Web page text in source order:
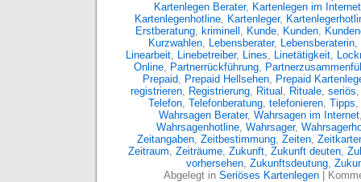
Kartenlegen Berater, Kartenlegen im Internet
Kartenlegenhotline, Kartenleger,
Erstberatung, kriminell , Kunde, Kunden,
Kurzwahlen, Lebensberater, Lebensberaterin,
Linearbeit, Linebetreiber, Lines, Linetätigkeit,
Online, Partnerrückführung,
Prepaid, Prepaid Hellsehen, Prepaid
registrieren, Registrierung, Ritual , Rituale, seriös
Telefon, Telefonberatung, telefonieren, Tipps,
Wahrsagen Berater, Wahrsagen im Internet
Wahrsagenhotline, Wahrsager,
Zeitangaben, Zeitbestimmung, Zeiten,
Zeitraum, Zeiträume, Zukunft, Zukunft deuten,
vorhersehen, Zukunftsdeutung,
Abgelegt in Seriöses Kartenlegen|